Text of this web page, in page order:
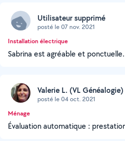
Utilisateur supprimé
posté le 07 nov. 2021
Installation électrique
Sabrina est agréable et ponctuelle.
Valerie L. (VL Généalogie)
posté le 04 oct. 2021
Ménage
Évaluation automatique :